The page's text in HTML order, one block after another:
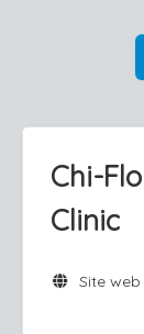
Chi-
Clinic
Site web